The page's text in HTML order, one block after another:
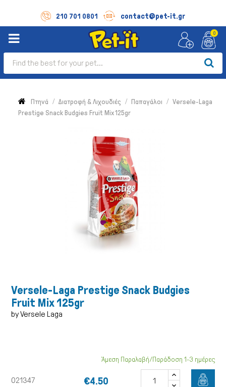
210 701 0801 contact@pet-it.gr
0
Πτηνά Διατροφή & Λιχουδιές Παπαγάλοι
Versele-Laga
Prestige Snack Budgies Fruit Mix 125gr
Versele-Laga Prestige Snack Budgies
Fruit Mix 125gr
by Versele Laga
021347
Άμεση Παραλαβή/Παράδοση 1-3 ημέρες
€4.50